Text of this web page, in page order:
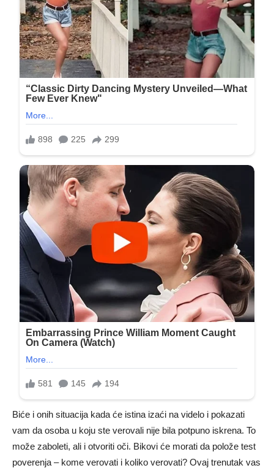
Biće i onih situacija kada će istina izaći na videlo i pokazati
vam da osoba u koju ste verovali nije bila potpuno iskrena. To
može zaboleti, ali i otvoriti oči. Bikovi će morati da polože test
poverenja – kome verovati i koliko verovati? Ovaj trenutak vas